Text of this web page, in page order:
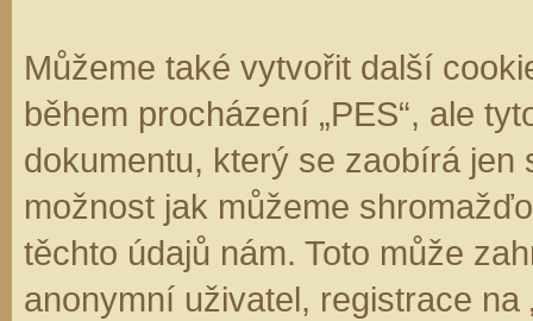
Můžeme také vytvořit další
během procházení „PES“, ale
dokumentu, který se zaobírá jen
možnost jak můžeme
těchto údajů nám. Toto může
anonymní uživatel, registrace